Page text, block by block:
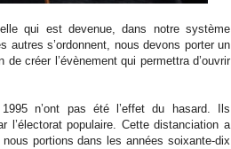
qui est devenue, dans notre système
autres s’ordonnent, nous devons porter un
créer l’évènement qui permettra d’ouvrir
n’ont pas été l’effet du hasard. Ils
l’électorat populaire. Cette distanciation a
portions dans les années soixante-dix